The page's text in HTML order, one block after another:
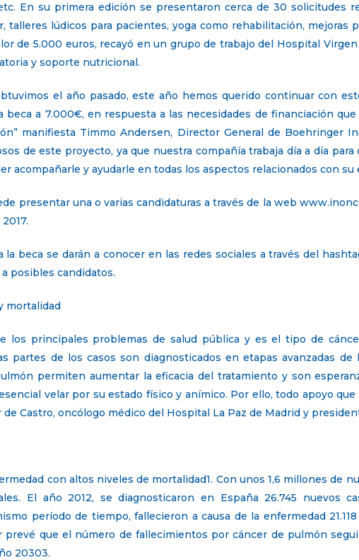
En su primera edición se presentaron cerca de 30 solicitudes
talleres lúdicos para pacientes, yoga como rehabilitación, mejoras
de 5.000 euros, recayó en un grupo de trabajo del Hospital
y soporte nutricional.
el año pasado, este año hemos querido continuar con
beca a 7.000€, en respuesta a las necesidades de financiación
manifiesta Timmo Andersen, Director General de Boehringer
de este proyecto, ya que nuestra compañía trabaja día a día
acompañarle y ayudarle en todas los aspectos relacionados con su
presentar una o varias candidaturas a través de la web
la beca se darán a conocer en las redes sociales a través del
posibles candidatos.
mortalidad
los principales problemas de salud pública y es el tipo de
partes de los casos son diagnosticados en etapas avanzadas de
permiten aumentar la eficacia del tratamiento y son
velar por su estado físico y anímico. Por ello, todo apoyo
Castro, oncólogo médico del Hospital La Paz de Madrid y
con altos niveles de mortalidad1. Con unos 1,6 millones de
El año 2012, se diagnosticaron en España 26.745 nuevos
período de tiempo, fallecieron a causa de la enfermedad
prevé que el número de fallecimientos por cáncer de pulmón
20303.